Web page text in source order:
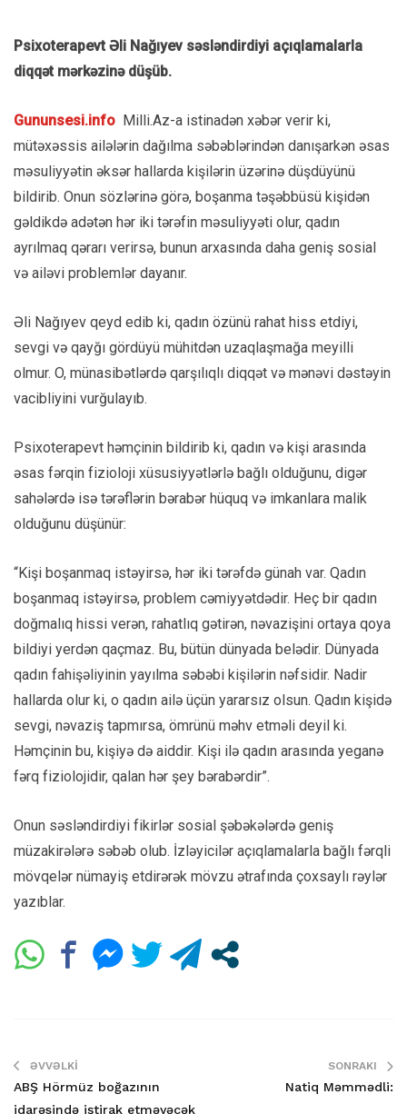
Psixoterapevt Əli Nağıyev səsləndirdiyi açıqlamalarla
diqqət mərkəzinə düşüb.
Gununsesi.info Milli.Az-a istinadən xəbər verir ki,
mütəxəssis ailələrin dağılma səbəblərindən danışarkən əsas
məsuliyyətin əksər hallarda kişilərin üzərinə düşdüyünü
bildirib. Onun sözlərinə görə, boşanma təşəbbüsü kişidən
gəldikdə adətən hər iki tərəfin məsuliyyəti olur, qadın
ayrılmaq qərarı verirsə, bunun arxasında daha geniş sosial
və ailəvi problemlər dayanır.
Əli Nağıyev qeyd edib ki, qadın özünü rahat hiss etdiyi,
sevgi və qayğı gördüyü mühitdən uzaqlaşmağa meyilli
olmur. O, münasibətlərdə qarşılıqlı diqqət və mənəvi dəstəyin
vacibliyini vurğulayıb.
Psixoterapevt həmçinin bildirib ki, qadın və kişi arasında
əsas fərqin fizioloji xüsusiyyətlərlə bağlı olduğunu, digər
sahələrdə isə tərəflərin bərabər hüquq və imkanlara malik
olduğunu düşünür:
“Kişi boşanmaq istəyirsə, hər iki tərəfdə günah var. Qadın
boşanmaq istəyirsə, problem cəmiyyətdədir. Heç bir qadın
doğmalıq hissi verən, rahatlıq gətirən, nəvazişini ortaya qoya
bildiyi yerdən qaçmaz. Bu, bütün dünyada belədir. Dünyada
qadın fahişəliyinin yayılma səbəbi kişilərin nəfsidir. Nadir
hallarda olur ki, o qadın ailə üçün yararsız olsun. Qadın kişidə
sevgi, nəvaziş tapmırsa, ömrünü məhv etməli deyil ki.
Həmçinin bu, kişiyə də aiddir. Kişi ilə qadın arasında yeganə
fərq fiziolojidir, qalan hər şey bərabərdir”.
Onun səsləndirdiyi fikirlər sosial şəbəkələrdə geniş
müzakirələrə səbəb olub. İzləyicilər açıqlamalarla bağlı fərqli
mövqelər nümayiş etdirərək mövzu ətrafında çoxsaylı rəylər
yazıblar.
ƏVVƏLKI
ABŞ Hörmüz boğazının
idarəsində iştirak etməyəcək
SONRAKI
Natiq Məmmədli: